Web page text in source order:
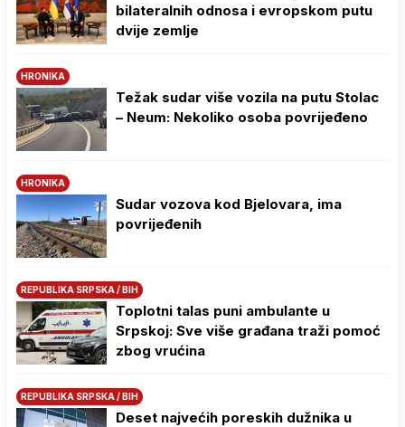
bilateralnih odnosa i evropskom putu
dvije zemlje
HRONIKA
Težak sudar više vozila na putu Stolac
– Neum: Nekoliko osoba povrijeđeno
HRONIKA
Sudar vozova kod Bjelovara, ima
povrijeđenih
REPUBLIKA SRPSKA / BIH
Toplotni talas puni ambulante u
Srpskoj: Sve više građana traži pomoć
zbog vrućina
REPUBLIKA SRPSKA / BIH
Deset najvećih poreskih dužnika u